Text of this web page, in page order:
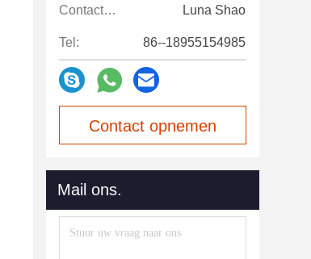
Contacten: Luna Shao
Tel: 86--18955154985
Contact opnemen
Mail ons.